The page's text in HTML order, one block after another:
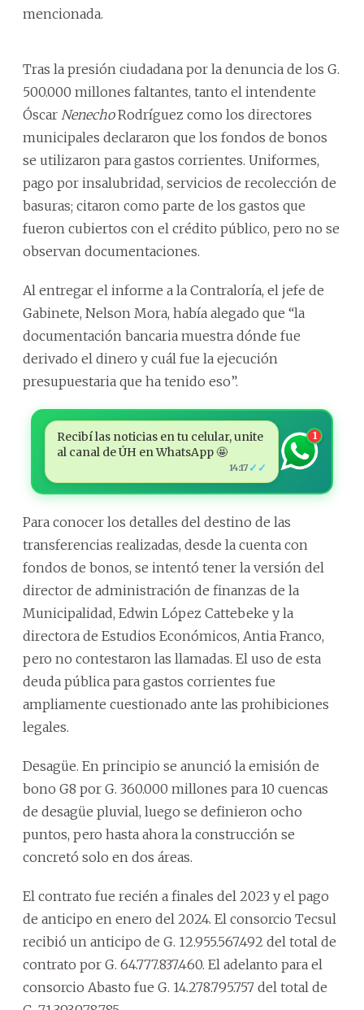
mencionada.
Tras la presión ciudadana por la denuncia de los G.
500.000 millones faltantes, tanto el intendente
Óscar NenechoRodríguez como los directores
municipales declararon que los fondos de bonos
se utilizaron para gastos corrientes. Uniformes,
pago por insalubridad, servicios de recolección de
basuras; citaron como parte de los gastos que
fueron cubiertos con el crédito público, pero no se
observan documentaciones.
Al entregar el informe a la Contraloría, el jefe de
Gabinete, Nelson Mora, había alegado que “la
documentación bancaria muestra dónde fue
derivado el dinero y cuál fue la ejecución
presupuestaria que ha tenido eso”.
Recibí las noticias en tu celular, unite
al canal de ÚH en WhatsApp 🤩
14:17 ✓✓
1
Para conocer los detalles del destino de las
transferencias realizadas, desde la cuenta con
fondos de bonos, se intentó tener la versión del
director de administración de finanzas de la
Municipalidad, Edwin López Cattebeke y la
directora de Estudios Económicos, Antia Franco,
pero no contestaron las llamadas. El uso de esta
deuda pública para gastos corrientes fue
ampliamente cuestionado ante las prohibiciones
legales.
Desagüe. En principio se anunció la emisión de
bono G8 por G. 360.000 millones para 10 cuencas
de desagüe pluvial, luego se definieron ocho
puntos, pero hasta ahora la construcción se
concretó solo en dos áreas.
El contrato fue recién a finales del 2023 y el pago
de anticipo en enero del 2024. El consorcio Tecsul
recibió un anticipo de G. 12.955.567.492 del total de
contrato por G. 64.777.837.460. El adelanto para el
consorcio Abasto fue G. 14.278.795.757 del total de